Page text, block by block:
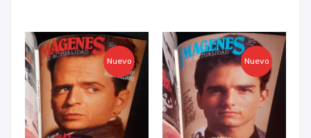
Nuevo Nuevo